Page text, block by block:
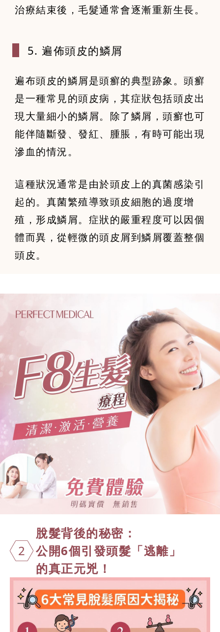
治療結束後，毛髮通常會逐漸重新生長。
5. 遍佈頭皮的鱗屑
遍布頭皮的鱗屑是頭癬的典型跡象。頭癬
是一種常見的頭皮病，其症狀包括頭皮出
現大量細小的鱗屑。除了鱗屑，頭癬也可
能伴隨斷發、發紅、腫脹，有時可能出現
滲血的情況。
這種狀況通常是由於頭皮上的真菌感染引
起的。真菌繁殖導致頭皮細胞的過度增
殖，形成鱗屑。症狀的嚴重程度可以因個
體而異，從輕微的頭皮屑到鱗屑覆蓋整個
頭皮。
2
脫髮背後的秘密：
公開6個引發頭髮「逃離」
的真正元兇！